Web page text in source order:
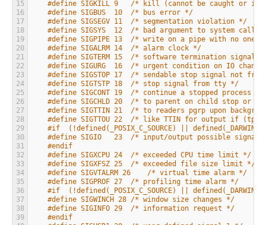
15
16
17
18
19
20
21
22
23
24
25
26
27
28
29
30
31
32
33
34
35
36
37
38
39
#define SIGKILL 9   /* kill (cannot be caught or
#define SIGBUS  10  /* bus error */
#define SIGSEGV 11  /* segmentation violation */
#define SIGSYS  12  /* bad argument to system call
#define SIGPIPE 13  /* write on a pipe with no
#define SIGALRM 14  /* alarm clock */
#define SIGTERM 15  /* software termination
#define SIGURG  16  /* urgent condition on IO
#define SIGSTOP 17  /* sendable stop signal not
#define SIGTSTP 18  /* stop signal from tty */
#define SIGCONT 19  /* continue a stopped process */
#define SIGCHLD 20  /* to parent on child stop or
#define SIGTTIN 21  /* to readers pgrp upon
#define SIGTTOU 22  /* like TTIN for output if (tp-
#if  (!defined(_POSIX_C_SOURCE) ||
#define SIGIO   23  /* input/output possible signal
#endif
#define SIGXCPU 24  /* exceeded CPU time limit */
#define SIGXFSZ 25  /* exceeded file size limit */
#define SIGVTALRM 26    /* virtual time alarm */
#define SIGPROF 27  /* profiling time alarm */
#if  (!defined(_POSIX_C_SOURCE) ||
#define SIGWINCH 28 /* window size changes */
#define SIGINFO 29  /* information request */
#endif